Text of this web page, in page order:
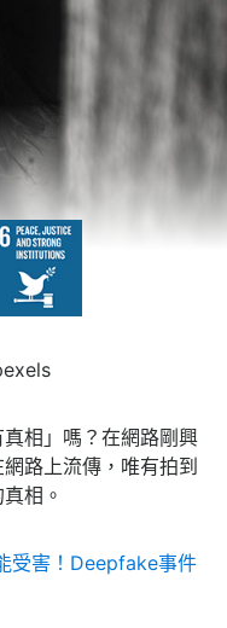
相」嗎？在網路剛興
路上流傳，唯有拍到
相。
受害！Deepfake事件